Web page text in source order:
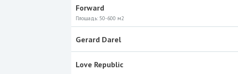
Forward
Площадь: 50-600 м2
Gerard Darel
Love Republic